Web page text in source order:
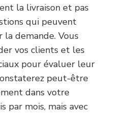
la livraison et pas
qui peuvent
demande. Vous
vos clients et les
pour évaluer leur
peut-être
dans votre
par mois, mais avec